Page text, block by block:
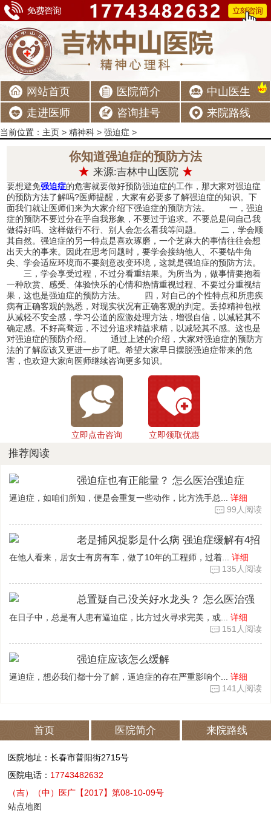
网站首页 医院简介
中山医生
走进医师
咨询挂号 来院路线
当前位置： 主页 > 精神科 > 强迫症 >
你知道强迫症的预防方法
来源:吉林中山医院
要想避免强迫症的危害就要做好预防强迫症的工作，那大家对强迫症
的预防方法了解吗?医师提醒，大家有必要多了解强迫症的知识。下
面我们就让医师们来为大家介绍下强迫症的预防方法。 一，强迫
症的预防不要过分在乎自我形象，不要过于追求。不要总是问自己我
做得好吗、这样做行不行、别人会怎么看我等问题。 二，学会顺
其自然。强迫症的另一特点是喜欢琢磨，一个芝麻大的事情往往会想
出天大的事来。因此在思考问题时，要学会接纳他人、不要钻牛角
尖、学会适应环境而不要刻意改变环境，这就是强迫症的预防方法。
三，学会享受过程，不过分看重结果。为所当为，做事情要抱着
一种欣赏、感受、体验快乐的心情和热情重视过程、不要过分重视结
果，这也是强迫症的预防方法。 四，对自己的个性特点和所患疾
病有正确客观的熟悉，对现实状况有正确客观的判定。丢掉精神包袱
从减轻不安全感，学习公道的应激处理方法，增强自信，以减轻其不
确定感。不好高骛远，不过分追求精益求精，以减轻其不感。这也是
对强迫症的预防介绍。 通过上述的介绍，大家对强迫症的预防方
法的了解应该又更进一步了吧。希望大家早日摆脱强迫症带来的危
害，也欢迎大家向医师继续咨询更多知识。
立即点击咨询 立即领取优惠
推荐阅读
强迫症也有正能量？ 怎么医治强迫症
逼迫症，如咱们所知，便是会重复一些动作，比方洗手总...
详细
99人阅读
老是捕风捉影是什么病 强迫症缓解有4招
在他人看来，居女士有房有车，做了10年的工程师，过着... 详细
135人阅读
总置疑自己没关好水龙头？ 怎么医治强
在日子中，总是有人患有逼迫症，比方过火寻求完美，或...
详细
151人阅读
强迫症应该怎么缓解
逼迫症，想必我们都十分了解，逼迫症的存在严重影响个... 详细
141人阅读
首页 医院简介 来院路线
医院地址：长春市普阳街2715号
医院电话： 17743482632
（吉）（中）医广【2017】第08-10-09号
站点地图